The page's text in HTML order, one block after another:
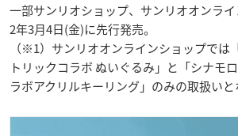
一部サンリオショップ、サンリオオンラ
2年3月4日(金)に先行発売。
（※1）サンリオオンラインショップで
トリックコラボ ぬいぐるみ」と「シナモ
ラボアクリルキーリング」のみの取扱いと